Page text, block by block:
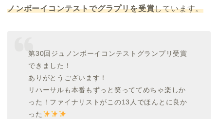
ノンボーイコンテストでグラプリを受賞しています。
第30回ジュノンボーイコンテストグランプリ受賞
できました！
ありがとうございます！
リハーサルも本番もずっと笑っててめちゃ楽しか
った！ファイナリストがこの13人でほんとに良か
った